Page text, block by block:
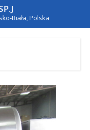
Biała, Polska